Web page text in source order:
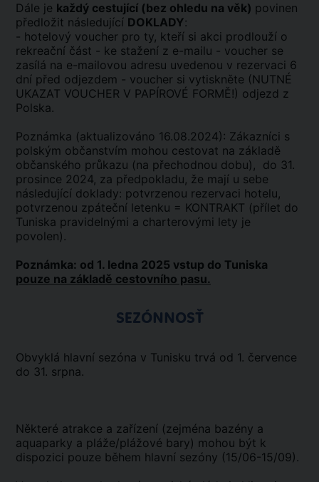
Dále je každý cestující (bez ohledu na věk) povinen
předložit následující DOKLADY:
- hotelový voucher pro ty, kteří si akci prodlouží o
rekreační část - ke stažení z e-mailu - voucher se
zasílá na e-mailovou adresu uvedenou v rezervaci 6
dní před odjezdem - voucher si vytiskněte (NUTNÉ
UKAZAT VOUCHER V PAPÍROVÉ FORMĚ!) odjezd z
Polska.
Poznámka (aktualizováno 16.08.2024): Zákazníci s
polským občanstvím mohou cestovat na základě
občanského průkazu (na přechodnou dobu), do 31.
prosince 2024, za předpokladu, že mají u sebe
následující doklady: potvrzenou rezervaci hotelu,
potvrzenou zpáteční letenku = KONTRAKT (přílet do
Tuniska pravidelnými a charterovými lety je
povolen).
Poznámka: od 1. ledna 2025 vstup do Tuniska
pouze na základě cestovního pasu.
SEZÓNNOSŤ
Obvyklá hlavní sezóna v Tunisku trvá od 1. července
do 31. srpna.
Některé atrakce a zařízení (zejména bazény a
aquaparky a pláže/plážové bary) mohou být k
dispozici pouze během hlavní sezóny (15/06-15/09).